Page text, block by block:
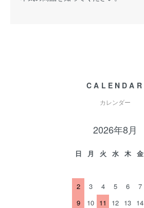
CALENDAR
カレンダー
2026年8月
日 月 火 水 木 金
2
3 4 5 6 7
9
10 11 12 13 14